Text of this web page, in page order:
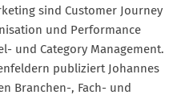
sind Customer Journey
und Performance
und Category Management.
publiziert Johannes
Branchen-, Fach- und